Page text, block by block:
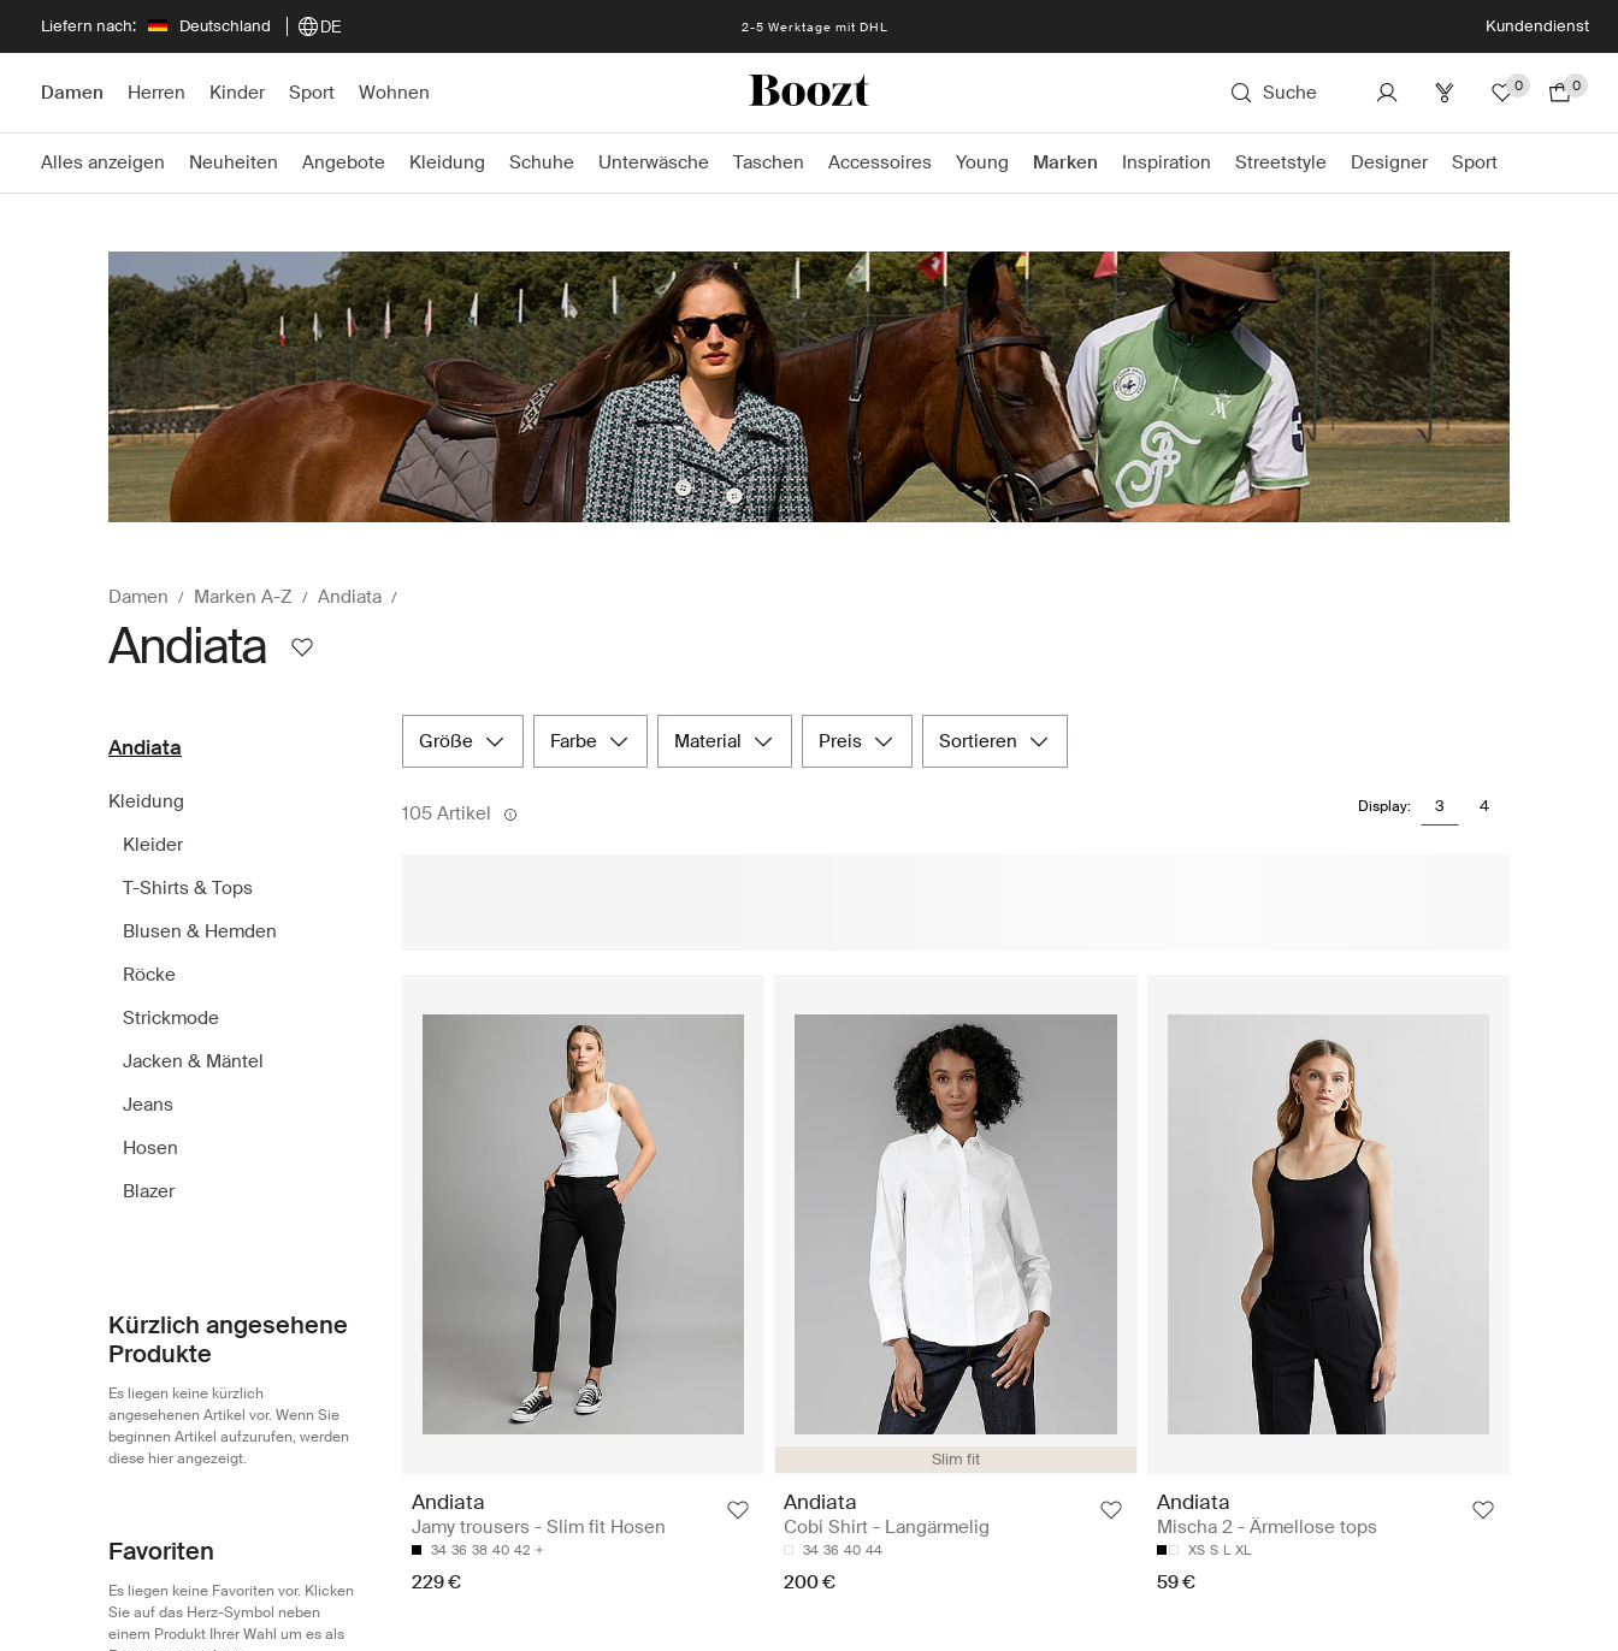
Liefern nach: Deutschland DE 2-5 Werktage mit DHL Kundendienst
Damen Herren Kinder Sport Wohnen Suche 0 0
Alles anzeigen Neuheiten Angebote Kleidung Schuhe Unterwäsche Taschen Accessoires Young Marken Inspiration Streetstyle Designer Sport
Damen Marken A-Z Andiata
Andiata
Andiata
Kleidung
Kleider
T-Shirts & Tops
Blusen & Hemden
Röcke
Strickmode
Jacken & Mäntel
Jeans
Hosen
Blazer
Kürzlich angesehene
Produkte
Es liegen keine kürzlich
angesehenen Artikel vor. Wenn Sie
beginnen Artikel aufzurufen, werden
diese hier angezeigt.
Favoriten
Es liegen keine Favoriten vor. Klicken
Sie auf das Herz-Symbol neben
einem Produkt Ihrer Wahl um es als
größe farbe material preis sortieren
105 Artikel Display: 3 4
Andiata
Jamy trousers - Slim fit Hosen
34 36 38 40 42
229 €
Slim fit
Andiata
Cobi Shirt - Langärmelig
34 36 40 44
200 €
Andiata
Mischa 2 - Ärmellose tops
XS S L XL
59 €